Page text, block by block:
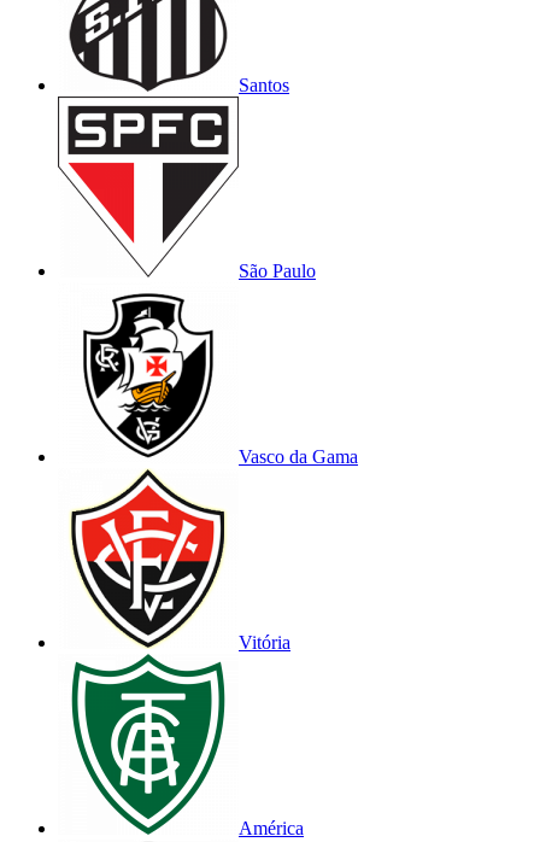
Santos
São Paulo
Vasco da Gama
Vitória
América